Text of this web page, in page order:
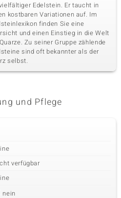
Edelstein. Er taucht in
kostbaren Variationen auf. Im
finden Sie eine
und einen Einstieg in die Welt
Zu seiner Gruppe zählende
sind oft bekannter als der
selbst.
und Pflege
verfügbar
nein